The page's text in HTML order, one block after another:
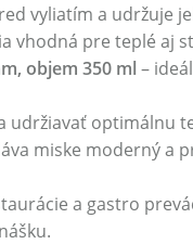
vyliatím a udržuje
vhodná pre teplé aj
objem 350 ml –
udržiavať optimálnu
miske moderný a
a gastro